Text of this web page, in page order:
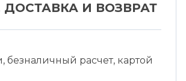
ДОСТАВКА И ВОЗВРАТ
безналичный расчет, картой